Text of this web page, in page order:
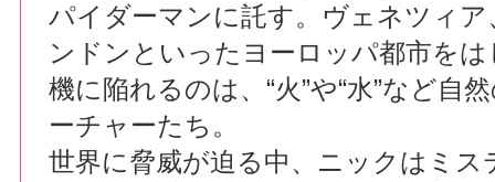
パイダーマンに託す。ヴェネツィ
ンドンといったヨーロッパ都市を
機に陥れるのは、“火”や“水”など自
ーチャーたち。
世界に脅威が迫る中、ニックはミス